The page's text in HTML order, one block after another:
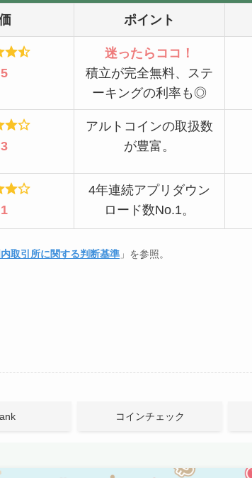
ポイント
迷ったらココ！
積立が完全無料、ステ
ーキングの利率も◎
アルトコインの取扱数
が豊富。
4年連続アプリダウン
ロード数No.1。
内取引所に関する判断基準 」を参照。
コインチェック